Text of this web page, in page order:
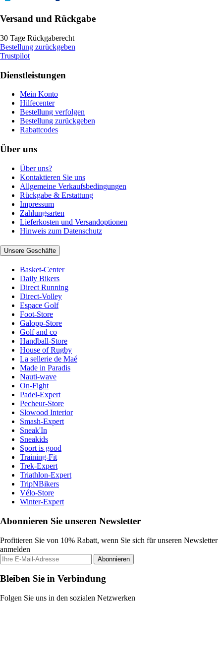
Versand und Rückgabe
30 Tage Rückgaberecht
Bestellung zurückgeben
Trustpilot
Dienstleistungen
Mein Konto
Hilfecenter
Bestellung verfolgen
Bestellung zurückgeben
Rabattcodes
Über uns
Über uns?
Kontaktieren Sie uns
Allgemeine Verkaufsbedingungen
Rückgabe & Erstattung
Impressum
Zahlungsarten
Lieferkosten und Versandoptionen
Hinweis zum Datenschutz
Unsere Geschäfte
Basket-Center
Daily Bikers
Direct Running
Direct-Volley
Espace Golf
Foot-Store
Galopp-Store
Golf and co
Handball-Store
House of Rugby
La sellerie de Maé
Made in Paradis
Nauti-wave
On-Fight
Padel-Expert
Pecheur-Store
Slowood Interior
Smash-Expert
Sneak'In
Sneakids
Sport is good
Training-Fit
Trek-Expert
Triathlon-Expert
TripNBikers
Vélo-Store
Winter-Expert
Abonnieren Sie unseren Newsletter
Profitieren Sie von 10% Rabatt, wenn Sie sich für unseren Newsletter
anmelden
Abonnieren
Bleiben Sie in Verbindung
Folgen Sie uns in den sozialen Netzwerken